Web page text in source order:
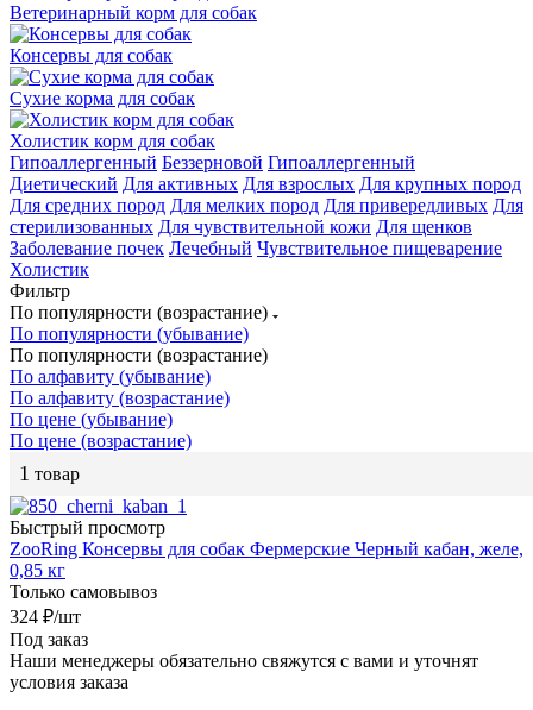
Ветеринарный корм для собак
Консервы для собак
Сухие корма для собак
Холистик корм для собак
Гипоаллергенный Беззерновой Гипоаллергенный
Диетический Для активных Для взрослых Для крупных пород
Для средних пород Для мелких пород Для привередливых Для
стерилизованных Для чувствительной кожи Для щенков
Заболевание почек Лечебный Чувствительное пищеварение
Холистик
Фильтр
По популярности (возрастание)
По популярности (убывание)
По популярности (возрастание)
По алфавиту (убывание)
По алфавиту (возрастание)
По цене (убывание)
По цене (возрастание)
1 товар
Быстрый просмотр
ZooRing Консервы для собак Фермерские Черный кабан, желе,
0,85 кг
Только самовывоз
324 ₽/шт
Под заказ
Наши менеджеры обязательно свяжутся с вами и уточнят
условия заказа